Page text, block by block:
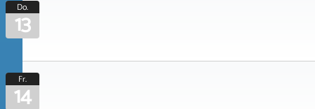
Do.
13
Fr.
14